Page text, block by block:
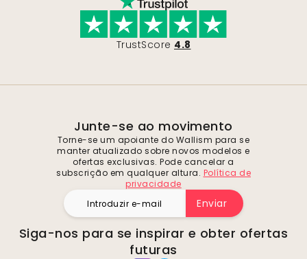
TrustScore 4.8
Junte-se ao movimento
Torne-se um apoiante do Wallism para se
manter atualizado sobre novos modelos e
ofertas exclusivas. Pode cancelar a
subscrição em qualquer altura. Política de
privacidade
Enviar
Siga-nos para se inspirar e obter ofertas
futuras